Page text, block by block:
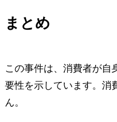
まとめ
この事件は、消費者が自
要性を示しています。消
ん。